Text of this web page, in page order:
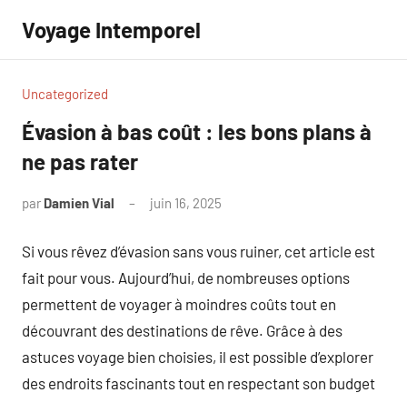
contenu
Voyage Intemporel
Uncategorized
Évasion à bas coût : les bons plans à
ne pas rater
par Damien Vial juin 16, 2025
Si vous rêvez d’évasion sans vous ruiner, cet article est
fait pour vous. Aujourd’hui, de nombreuses options
permettent de voyager à moindres coûts tout en
découvrant des destinations de rêve. Grâce à des
astuces voyage bien choisies, il est possible d’explorer
des endroits fascinants tout en respectant son budget